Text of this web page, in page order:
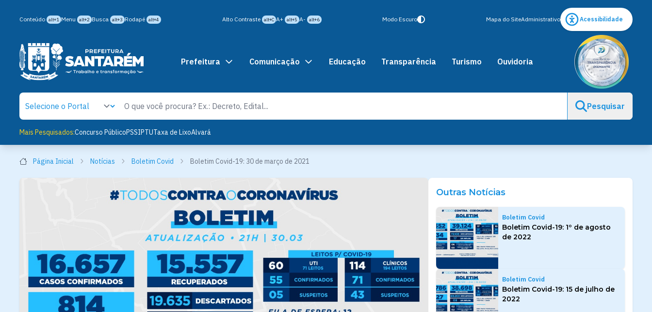
Conteúdo alt+1 Menu alt+2 Busca alt+3 Rodapé alt+4 Alto Contraste alt+C A+ alt+5 A- alt+6 Modo Escuro Mapa do SiteAdministrativo Acessibilidade
Prefeitura Comunicação Educação Transparência Turismo Ouvidoria
Pesquisar
Mais Pesquisados:Concurso PúblicoPSSIPTUTaxa de LixoAlvará
Página Inicial Notícias Boletim Covid Boletim Covid-19: 30 de março de 2021
Outras Notícias
Boletim Covid
Boletim Covid-19: 1º de agosto
de 2022
Boletim Covid
Boletim Covid-19: 15 de julho de
2022